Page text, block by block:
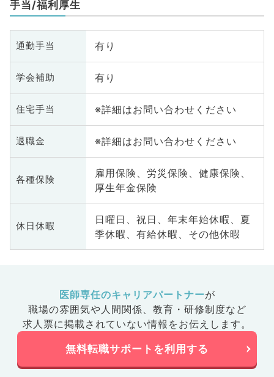
皮
系
手当/福利厚生
通勤手当 有り
学会補助 有り
住宅手当 ※詳細はお問い合わせください
退職金 ※詳細はお問い合わせください
各種保険
雇用保険、労災保険、健康保険、
厚生年金保険
休日休暇
日曜日、祝日、年末年始休暇、夏
季休暇、有給休暇、その他休暇
医師専任のキャリアパートナーが
職場の雰囲気や人間関係、 教育・研修制度など
求人票に掲載されていない情報をお伝えします。
無料転職サポートを利用する